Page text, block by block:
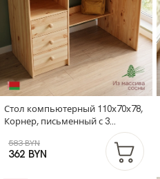
Стол компьютерный 110х70х78,
Корнер, письменный с 3
натуральный
583 BYN
362 BYN